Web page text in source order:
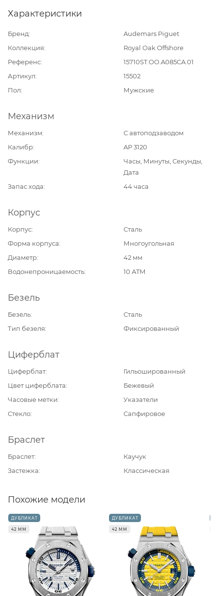
Характеристики
Бренд
Audemars Piguet
Коллекция
Royal Oak Offshore
Референс
15710ST.OO.A085CA.01
Артикул
15502
Пол
Мужские
Механизм
Механизм
С автоподзаводом
Калибр
AP 3120
Функции
Часы, Минуты, Секунды,
Дата
Запас хода
44 часа
Корпус
Корпус
Сталь
Форма корпуса
Многоугольная
Диаметр
42 мм
Водонепроницаемость
10 ATM
Безель
Безель
Сталь
Тип безеля
Фиксированный
Циферблат
Циферблат
Гильошированный
Цвет циферблата
Бежевый
Часовые метки
Указатели
Стекло
Сапфировое
Браслет
Браслет
Каучук
Застежка
Классическая
Похожие модели
ДУБЛИКАТ
42 ММ
ДУБЛИКАТ
42 ММ